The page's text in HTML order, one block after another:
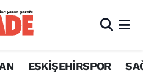
ESKİŞEHİRSPOR